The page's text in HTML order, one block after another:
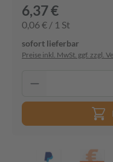
6,37 €
0,06 € / 1 St
sofort lieferbar
Preise inkl. MwSt. ggf. zzgl.